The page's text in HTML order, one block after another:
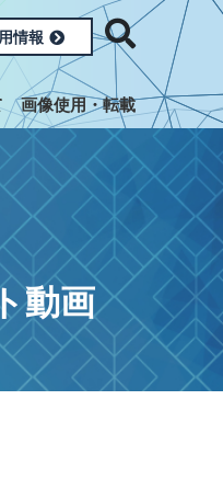
情報
画像使用・転載
動画